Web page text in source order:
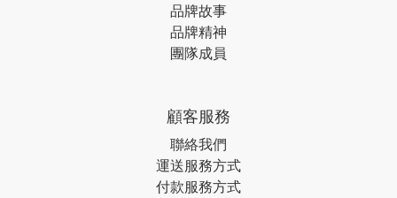
品牌故事
品牌精神
團隊成員
顧客服務
聯絡我們
運送服務方式
付款服務方式